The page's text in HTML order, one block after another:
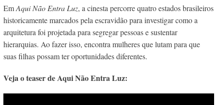
EmAqui Não Entra Luz, a cinesta percorre quatro estados brasileiros
historicamente marcados pela escravidão para investigar como a
arquitetura foi projetada para segregar pessoas e sustentar
hierarquias. Ao fazer isso, encontra mulheres que lutam para que
suas filhas possam ter oportunidades diferentes.
Veja o teaser de Aqui Não Entra Luz: